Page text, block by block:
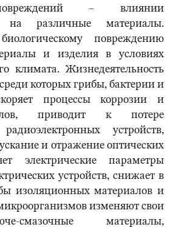
– влиянии
на различные материалы.
повреждению
и изделия в условиях
климата. Жизнедеятельность
которых грибы, бактерии и
процессы коррозии и
приводит к потере
радиоэлектронных устройств,
и отражение оптических
электрические параметры
устройств, снижает в
изоляционных материалов и
изменяют свои
смазочные материалы,